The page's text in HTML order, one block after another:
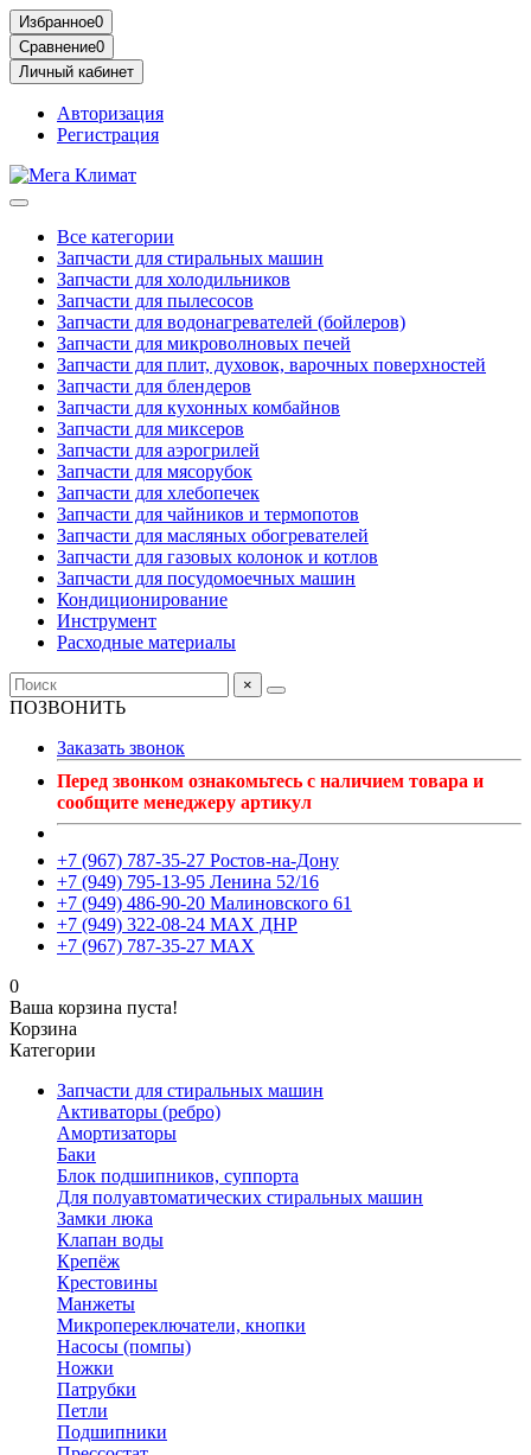
Избранное0
Сравнение0
Личный кабинет
Авторизация
Регистрация
Все категории
Запчасти для стиральных машин
Запчасти для холодильников
Запчасти для пылесосов
Запчасти для водонагревателей (бойлеров)
Запчасти для микроволновых печей
Запчасти для плит, духовок, варочных поверхностей
Запчасти для блендеров
Запчасти для кухонных комбайнов
Запчасти для миксеров
Запчасти для аэрогрилей
Запчасти для мясорубок
Запчасти для хлебопечек
Запчасти для чайников и термопотов
Запчасти для масляных обогревателей
Запчасти для газовых колонок и котлов
Запчасти для посудомоечных машин
Кондиционирование
Инструмент
Расходные материалы
×
ПОЗВОНИТЬ
Заказать звонок
Перед звонком ознакомьтесь с наличием товара и
сообщите менеджеру артикул
+7 (967) 787-35-27 Ростов-на-Дону
+7 (949) 795-13-95 Ленина 52/16
+7 (949) 486-90-20 Малиновского 61
+7 (949) 322-08-24 MAX ДНР
+7 (967) 787-35-27 MAX
0
Ваша корзина пуста!
Корзина
Категории
Запчасти для стиральных машин
Активаторы (ребро)
Амортизаторы
Баки
Блок подшипников, суппорта
Для полуавтоматических стиральных машин
Замки люка
Клапан воды
Крепёж
Крестовины
Манжеты
Микропереключатели, кнопки
Насосы (помпы)
Ножки
Патрубки
Петли
Подшипники